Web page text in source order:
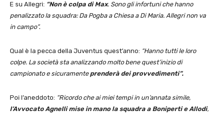
E su Allegri: “Non è colpa di Max. Sono gli infortuni che hanno
penalizzato la squadra: Da Pogba a Chiesa a Di Maria. Allegri non va
in campo”.
Qual è la pecca della Juventus quest’anno: “Hanno tutti le loro
colpe. La società sta analizzando molto bene quest’inizio di
campionato e sicuramente prenderà dei provvedimenti”.
Poi l’aneddoto: “Ricordo che ai miei tempi in un’annata simile,
l’Avvocato Agnelli mise in mano la squadra a Boniperti e Allodi,